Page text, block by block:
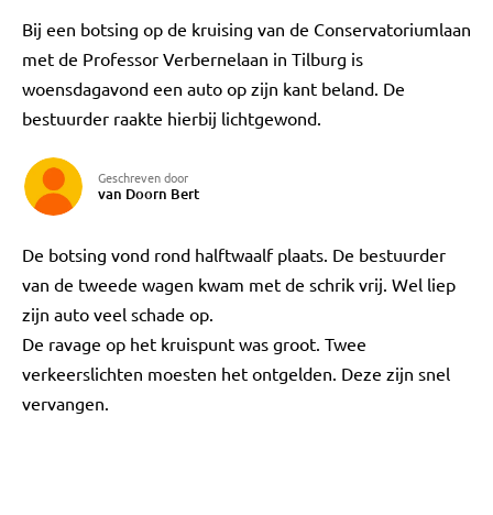
Bij een botsing op de kruising van de Conservatoriumlaan
met de Professor Verbernelaan in Tilburg is
woensdagavond een auto op zijn kant beland. De
bestuurder raakte hierbij lichtgewond.
Geschreven door
van Doorn Bert
De botsing vond rond halftwaalf plaats. De bestuurder
van de tweede wagen kwam met de schrik vrij. Wel liep
zijn auto veel schade op.
De ravage op het kruispunt was groot. Twee
verkeerslichten moesten het ontgelden. Deze zijn snel
vervangen.